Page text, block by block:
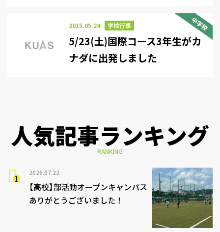
中学校
2015.05.24 学校行事
5/23(土)国際コース3年生がカ
ナダに出発しました
人気記事ランキング
RANKING
2026.07.22
【高校】部活動オープンキャンパス
ありがとうございました！